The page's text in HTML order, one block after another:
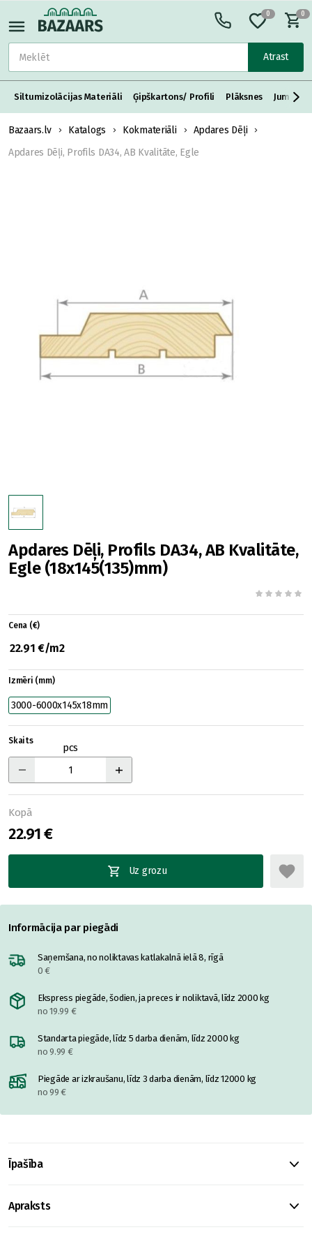
Atrast
0 0
Siltumizolācijas Materiāli Ģipškartons/ Profili Plāksnes Jumta
Bazaars.lv Katalogs Kokmateriāli
Apdares Dēļi
Apdares Dēļi, Profils DA34, AB Kvalitāte, Egle
Apdares Dēļi, Profils DA34, AB Kvalitāte,
Egle (18x145(135)mm)
Cena (€)
22.91 €/m2
Izmēri (mm)
3000-6000x145x18mm
Skaits
pcs
Kopā
22.91 €
Uz grozu
Informācija par piegādi
Saņemšana, no noliktavas katlakalnā ielā 8, rīgā
0 €
Ekspress piegāde, šodien, ja preces ir noliktavā, līdz 2000 kg
no 19.99 €
Standarta piegāde, līdz 5 darba dienām, līdz 2000 kg
no 9.99 €
Piegāde ar izkraušanu, līdz 3 darba dienām, līdz 12000 kg
no 99 €
Īpašība
Apraksts